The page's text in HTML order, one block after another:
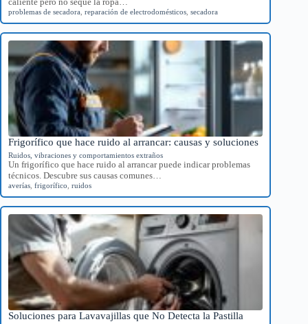
problemas de secadora reparación de electrodomésticos secadora
Frigorífico que hace ruido al arrancar: causas y soluciones
Ruidos, vibraciones y comportamientos extraños
Un frigorífico que hace ruido al arrancar puede indicar problemas
técnicos. Descubre sus causas comunes…
averías frigorífico ruidos
Soluciones para Lavavajillas que No Detecta la Pastilla